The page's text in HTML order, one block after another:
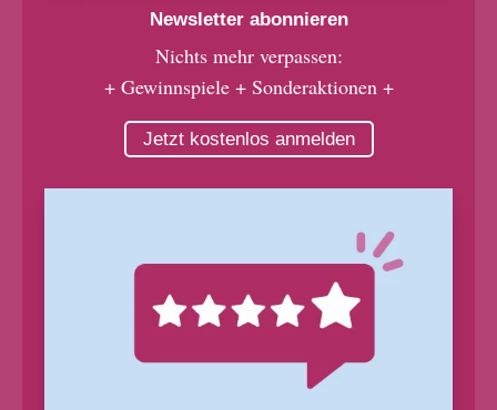
Newsletter abonnieren
Nichts mehr verpassen:
+ Gewinnspiele + Sonderaktionen +
Jetzt kostenlos anmelden